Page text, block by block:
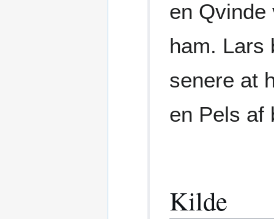
en Qvinde
ham. Lars
senere at
en Pels
Kilde